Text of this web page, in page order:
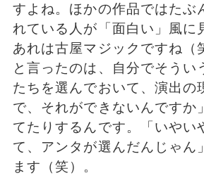
すよね。ほかの作品ではたぶ
れている人が「面白い」風に
あれは古屋マジックですね（
と言ったのは、自分でそうい
たちを選んでおいて、演出の
で、それができないんですか
てたりするんです。「いやい
て、アンタが選んだんじゃん
ます（笑）。